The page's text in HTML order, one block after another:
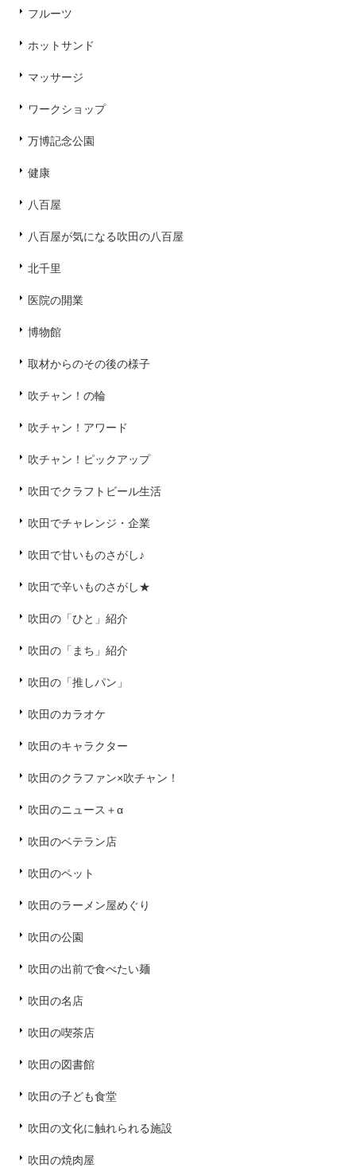
フルーツ
ホットサンド
マッサージ
ワークショップ
万博記念公園
健康
八百屋
八百屋が気になる吹田の八百屋
北千里
医院の開業
博物館
取材からのその後の様子
吹チャン！の輪
吹チャン！アワード
吹チャン！ピックアップ
吹田でクラフトビール生活
吹田でチャレンジ・企業
吹田で甘いものさがし♪
吹田で辛いものさがし★
吹田の「ひと」紹介
吹田の「まち」紹介
吹田の「推しパン」
吹田のカラオケ
吹田のキャラクター
吹田のクラファン×吹チャン！
吹田のニュース＋α
吹田のベテラン店
吹田のペット
吹田のラーメン屋めぐり
吹田の公園
吹田の出前で食べたい麺
吹田の名店
吹田の喫茶店
吹田の図書館
吹田の子ども食堂
吹田の文化に触れられる施設
吹田の焼肉屋